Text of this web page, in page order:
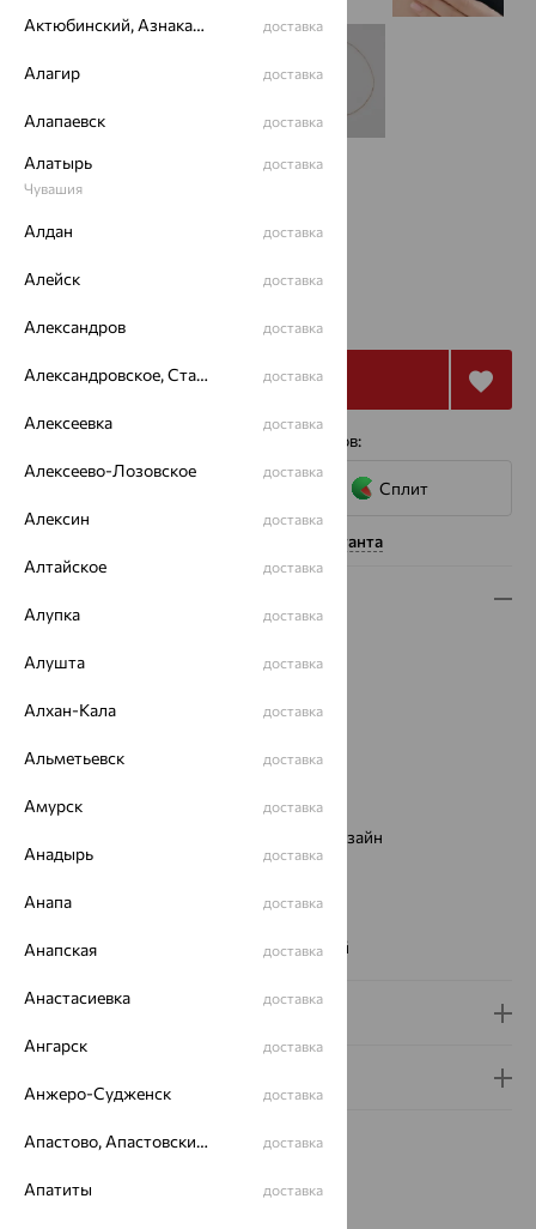
Размеры:
17
от 10 591
Купить
с помощью сервисов:
Сплит
Нужна помощь консультанта
Вес:1.09 — 1.14
Проба:585
Вставка:
Европейский дизайн
Бренд:SOKOLOV
Цвет вставки:
Наименование цвета вставки:
Бесцветный
Актюбинский, Азнакаевский район доставка
Алагир доставка
Алапаевск доставка
Алатырь
Чувашия
доставка
Алдан доставка
Алейск доставка
Александров доставка
Александровское, Ставропольский край доставка
Алексеевка доставка
Алексеево-Лозовское доставка
Алексин доставка
Алтайское доставка
Алупка доставка
Алушта доставка
Алхан-Кала доставка
Альметьевск доставка
Амурск доставка
Анадырь доставка
Анапа доставка
Анапская доставка
Анастасиевка доставка
Ангарск доставка
Анжеро-Судженск доставка
Апастово, Апастовский район доставка
Апатиты доставка